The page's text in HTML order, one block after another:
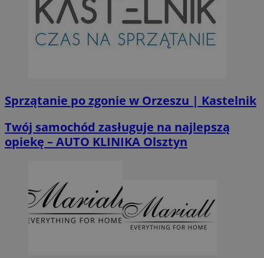
Sprzątanie po zgonie w Orzeszu | Kastelnik
Twój samochód zasługuje na najlepszą
opiekę – AUTO KLINIKA Olsztyn